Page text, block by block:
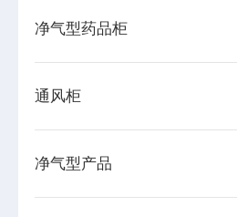
净气型药品柜
通风柜
净气型产品